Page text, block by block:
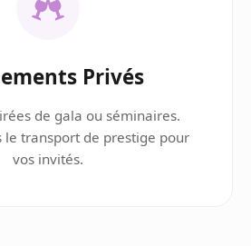
Privés
de gala ou séminaires.
le transport de prestige pour
vos invités.